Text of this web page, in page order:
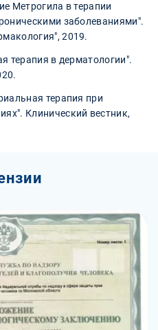
Метрогила в терапии
заболеваниями".
2019.
терапия в дерматологии".
терапия при
Клинический вестник,